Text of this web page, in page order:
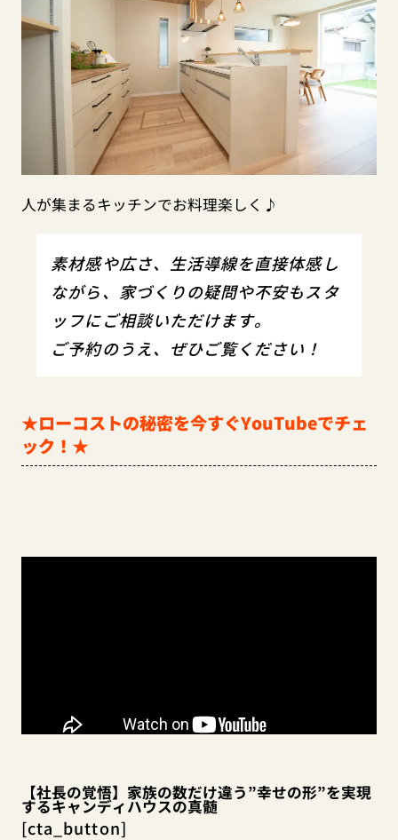
人が集まるキッチンでお料理楽しく♪
素材感や広さ、生活導線を直接体感し
ながら、家づくりの疑問や不安もスタ
ッフにご相談いただけます。
ご予約のうえ、ぜひご覧ください！
★ローコストの秘密を今すぐYouTubeでチェ
ック！★
【社長の覚悟】家族の数だけ違う”幸せの形”を実現
するキャンディハウスの真髄
[cta_button]